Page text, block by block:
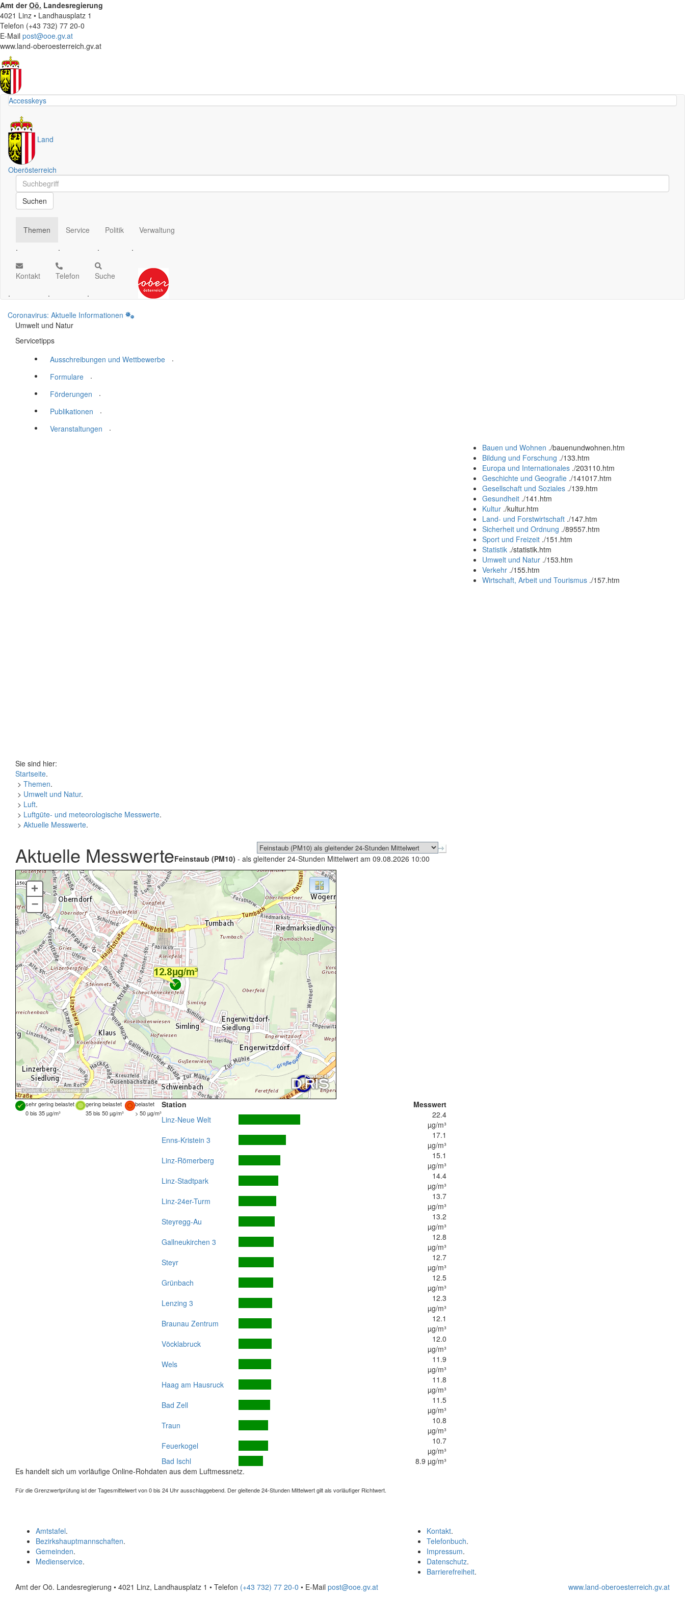
Amt derOö. Landesregierung
4021 Linz • Landhausplatz 1
Telefon (+43 732) 77 20-0
E-Mail post@ooe.gv.at
www.land-oberoesterreich.gv.at
Accesskeys
Land
Oberösterreich
Schnellsuche
Schnellsuche
Suchen
Themen
.
Service
.
Politik
.
Verwaltung
.
Kontakt
.
Telefon
.
Suche
.
Coronavirus: Aktuelle Informationen
Umwelt und Natur
Servicetipps
Ausschreibungen und Wettbewerbe
.
Formulare
.
Förderungen
.
Publikationen
.
Veranstaltungen
.
Bauen und Wohnen ./bauenundwohnen.htm
Bildung und Forschung ./133.htm
Europa und Internationales ./203110.htm
Geschichte und Geografie ./141017.htm
Gesellschaft und Soziales ./139.htm
Gesundheit ./141.htm
Kultur ./kultur.htm
Land- und Forstwirtschaft ./147.htm
Sicherheit und Ordnung ./89557.htm
Sport und Freizeit ./151.htm
Statistik ./statistik.htm
Umwelt und Natur ./153.htm
Verkehr ./155.htm
Wirtschaft, Arbeit und Tourismus ./157.htm
Sie sind hier:
Startseite.
> Themen.
> Umwelt und Natur.
> Luft.
> Luftgüte- und meteorologische Messwerte.
> Aktuelle Messwerte.
Aktuelle MesswerteFeinstaub (PM10) - als gleitender 24-Stunden Mittelwert am 09.08.2026 10:00
Quellen: DORIS, basemap.at
+
–
sehr gering belastet gering belastet
belastet
0 bis 35 µg/m³
35 bis 50 µg/m³ > 50 µg/m³
Station
Messwert
Linz-Neue Welt
22.4
µg/m³
Enns-Kristein 3
17.1
µg/m³
Linz-Römerberg
15.1
µg/m³
Linz-Stadtpark
14.4
µg/m³
Linz-24er-Turm
13.7
µg/m³
Steyregg-Au
13.2
µg/m³
Gallneukirchen 3
12.8
µg/m³
Steyr
12.7
µg/m³
Grünbach
12.5
µg/m³
Lenzing 3
12.3
µg/m³
Braunau Zentrum
12.1
µg/m³
Vöcklabruck
12.0
µg/m³
Wels
11.9
µg/m³
Haag am Hausruck
11.8
µg/m³
Bad Zell
11.5
µg/m³
Traun
10.8
µg/m³
Feuerkogel
10.7
µg/m³
Bad Ischl
8.9 µg/m³
Es handelt sich um vorläufige Online-Rohdaten aus dem Luftmessnetz.
Für die Grenzwertprüfung ist der Tagesmittelwert von 0 bis 24 Uhr ausschlaggebend. Der gleitende 24-Stunden Mittelwert gilt als vorläufiger Richtwert.
Kontakt.
Telefonbuch.
Impressum.
Datenschutz.
Barrierefreiheit.
Amtstafel.
Bezirkshauptmannschaften.
Gemeinden.
Medienservice.
Amt der Oö. Landesregierung • 4021 Linz, Landhausplatz 1 • Telefon (+43 732) 77 20-0 • E-Mail post@ooe.gv.at www.land-oberoesterreich.gv.at